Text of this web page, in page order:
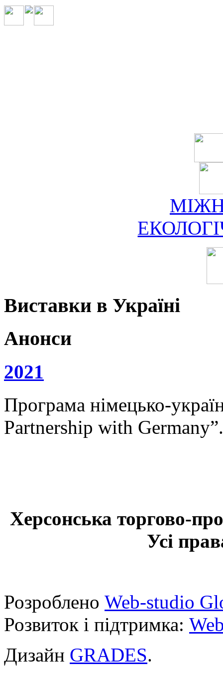
Виставки в Україні
Анонси
2021
Програма німецько-
Partnership with
Херсонська торгово-
Усі
Розроблено Web-studio
Розвиток і підтримка:
Дизайн GRADES.